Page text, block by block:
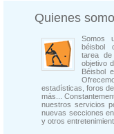
Quienes
Somos
béisbol
tarea
objetivo
Béisbol
estadísticas, foros
más...
nuestros servicios
nuevas secciones
y otros